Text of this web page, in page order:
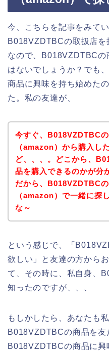
今、こちらを記事をみて
B018VZDTBCの取扱店を
なので、B018VZDTBCの
はないでしょうか？でも
商品に興味を持ち始めた
た。私の友達が、
今すぐ、B018VZDTBC
（amazon）から購入し
ど、、、。どこから、
品を購入できるのかが分
だから、B018VZDTBC
（amazon）で一緒に探
な～
という感じで、「
欲しい」と友達の方から
て、その時に、私自身、
知ったのですが、、、
もしかしたら、あなたも
B018VZDTBCの商品を友
B018VZDTBCの商品に興